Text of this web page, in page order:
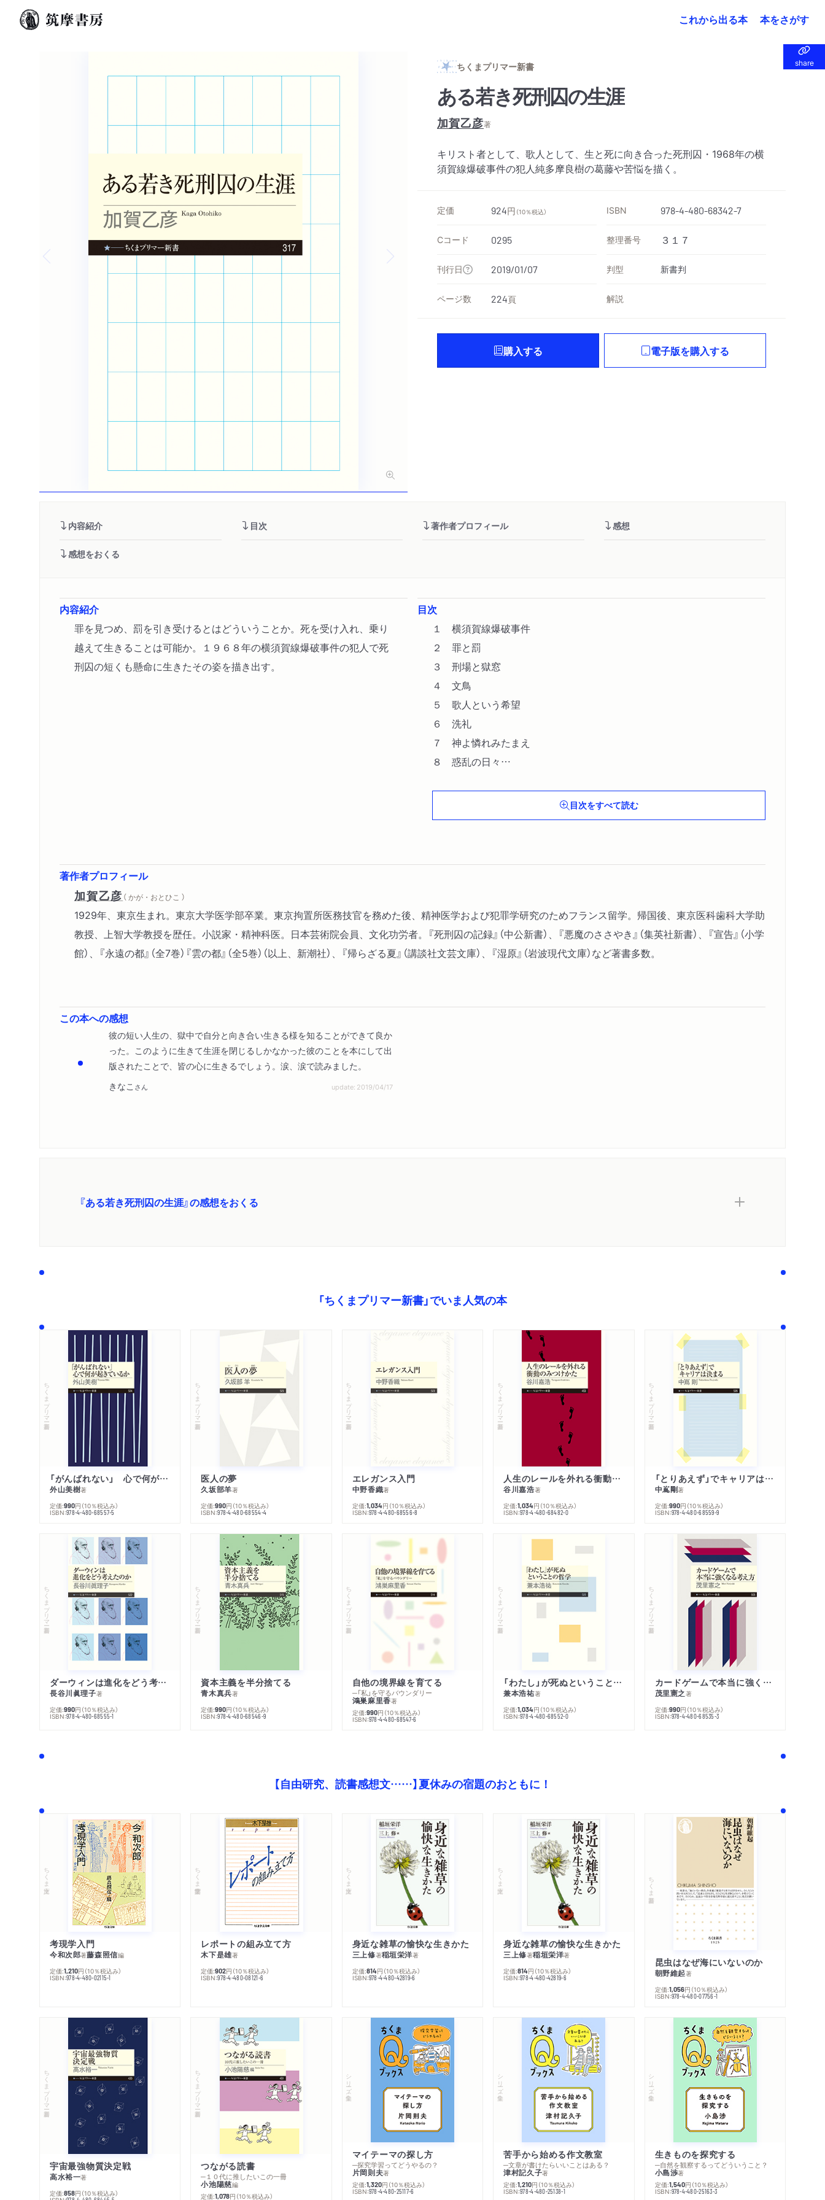
これから出る本 本をさがす
share
share
ちくまプリマー新書
ある若き死刑囚の生涯
加賀乙彦著
キリスト者として、歌人として、生と死に向き合った死刑囚・1968年の横
須賀線爆破事件の犯人純多摩良樹の葛藤や苦悩を描く。
定価 924円 （10％税込） ISBN 978-4-480-68342-7
Cコード 0295 整理番号 ３１７
刊行日 2019/01/07 判型 新書判
ページ数 224頁 解説
購入する 電子版を購入する
内容紹介 目次 著作者プロフィール 感想
感想をおくる
内容紹介
罪を見つめ、罰を引き受けるとはどういうことか。死を受け入れ、乗り
越えて生きることは可能か。１９６８年の横須賀線爆破事件の犯人で死
刑囚の短くも懸命に生きたその姿を描き出す。
目次
１ 横須賀線爆破事件
２ 罪と罰
３ 刑場と獄窓
４ 文鳥
５ 歌人という希望
６ 洗礼
７ 神よ憐れみたまえ
８ 惑乱の日々
目次をすべて読む
著作者プロフィール
加賀乙彦 （ かが・おとひこ ）
1929年、東京生まれ。東京大学医学部卒業。東京拘置所医務技官を務めた後、精神医学および犯罪学研究のためフランス留学。帰国後、東京医科歯科大学助
教授、上智大学教授を歴任。小説家・精神科医。日本芸術院会員、文化功労者。『死刑囚の記録』（中公新書）、『悪魔のささやき』（集英社新書）、『宣告』（小学
館）、『永遠の都』（全7巻）『雲の都』（全5巻）（以上、新潮社）、『帰らざる夏』（講談社文芸文庫）、『湿原』（岩波現代文庫）など著書多数。
この本への感想
彼の短い人生の、獄中で自分と向き合い生きる様を知ることができて良か
った。このように生きて生涯を閉じるしかなかった彼のことを本にして出
版されたことで、皆の心に生きるでしょう。涙、涙で読みました。
きなこ さん update: 2019/04/17
『ある若き死刑囚の生涯』の感想をおくる
「ちくまプリマー新書」でいま人気の本
ちくまプリマー新書
「がんばれない」 心で何が起きているか
外山美樹著
定価:990円 （10％税込み）
ISBN:978-4-480-68557-5
ちくまプリマー新書
医人の夢
久坂部羊著
定価:990円 （10％税込み）
ISBN:978-4-480-68554-4
ちくまプリマー新書
エレガンス入門
中野香織著
定価:1,034円 （10％税込み）
ISBN:978-4-480-68556-8
ちくまプリマー新書
人生のレールを外れる衝動のみつけかた
谷川嘉浩著
定価:1,034円 （10％税込み）
ISBN:978-4-480-68482-0
ちくまプリマー新書
「とりあえず」でキャリアは決まる
中嶌剛著
定価:990円 （10％税込み）
ISBN:978-4-480-68559-9
ちくまプリマー新書
ダーウィンは進化をどう考えたのか
長谷川眞理子著
定価:990円 （10％税込み）
ISBN:978-4-480-68555-1
ちくまプリマー新書
資本主義を半分捨てる
青木真兵著
定価:990円 （10％税込み）
ISBN:978-4-480-68546-9
ちくまプリマー新書
自他の境界線を育てる
─「私」を守るバウンダリー
鴻巣麻里香著
定価:990円 （10％税込み）
ISBN:978-4-480-68547-6
ちくまプリマー新書
「わたし」が死ぬということの哲学
兼本浩祐著
定価:1,034円 （10％税込み）
ISBN:978-4-480-68552-0
ちくまプリマー新書
カードゲームで本当に強くなる考え方
茂里憲之著
定価:990円 （10％税込み）
ISBN:978-4-480-68535-3
【自由研究、読書感想文……】夏休みの宿題のおともに！
ちくま文庫
考現学入門
今和次郎著藤森照信編
定価:1,210円 （10％税込み）
ISBN:978-4-480-02115-1
ちくま学芸文庫
レポートの組み立て方
木下是雄著
定価:902円 （10％税込み）
ISBN:978-4-480-08121-6
ちくま文庫
身近な雑草の愉快な生きかた
三上修著稲垣栄洋著
定価:814円 （10％税込み）
ISBN:978-4-480-42819-6
ちくま文庫
身近な雑草の愉快な生きかた
三上修著稲垣栄洋著
定価:814円 （10％税込み）
ISBN:978-4-480-42819-6
ちくま新書
昆虫はなぜ海にいないのか
朝野維起著
定価:1,056円 （10％税込み）
ISBN:978-4-480-07756-1
ちくまプリマー新書
宇宙最強物質決定戦
高水裕一著
定価:858円 （10％税込み）
ちくまプリマー新書
つながる読書
─１０代に推したいこの一冊
小池陽慈編
定価:1,078円 （10％税込み）
シリーズ・全集
マイテーマの探し方
─探究学習ってどうやるの？
片岡則夫著
定価:1,320円 （10％税込み）
ISBN:978-4-480-25117-6
シリーズ・全集
苦手から始める作文教室
─文章が書けたらいいことはある？
津村記久子著
定価:1,210円 （10％税込み）
ISBN:978-4-480-25138-1
シリーズ・全集
生きものを探究する
─自然を観察するってどういうこと？
小島渉著
定価:1,540円 （10％税込み）
ISBN:978-4-480-25163-3